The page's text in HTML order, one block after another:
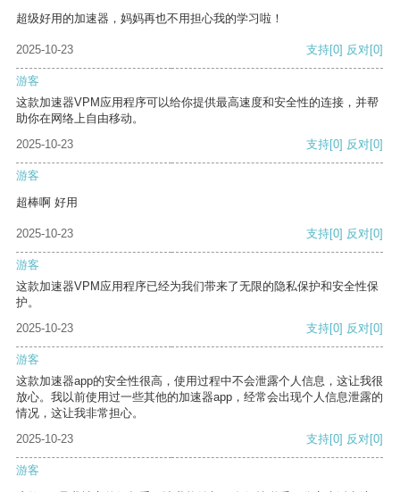
超级好用的加速器，妈妈再也不用担心我的学习啦！
2025-10-23 支持[0] 反对[0]
游客
这款加速器VPM应用程序可以给你提供最高速度和安全性的连接，并帮
助你在网络上自由移动。
2025-10-23
支持[0] 反对[0]
游客
超棒啊 好用
2025-10-23 支持[0] 反对[0]
游客
这款加速器VPM应用程序已经为我们带来了无限的隐私保护和安全性保
护。
2025-10-23
支持[0] 反对[0]
游客
这款加速器app的安全性很高，使用过程中不会泄露个人信息，这让我很
放心。我以前使用过一些其他的加速器app，经常会出现个人信息泄露的
情况，这让我非常担心。
2025-10-23
支持[0] 反对[0]
游客